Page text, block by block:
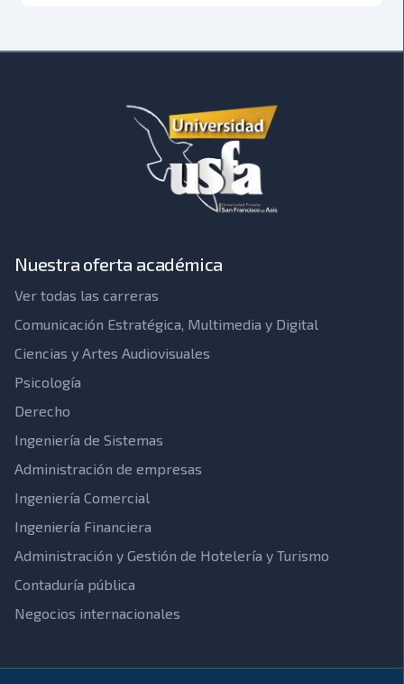
Nuestra oferta académica
Ver todas las carreras
Comunicación Estratégica, Multimedia y Digital
Ciencias y Artes Audiovisuales
Psicología
Derecho
Ingeniería de Sistemas
Administración de empresas
Ingeniería Comercial
Ingeniería Financiera
Administración y Gestión de Hotelería y Turismo
Contaduría pública
Negocios internacionales